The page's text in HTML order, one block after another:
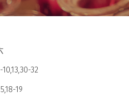
32
19